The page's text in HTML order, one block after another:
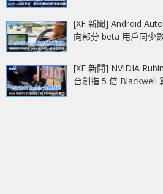
[XF 新聞] Android
向部分 beta 用戶同少
[XF 新聞] NVIDIA
台劍指 5 倍 Blackwell